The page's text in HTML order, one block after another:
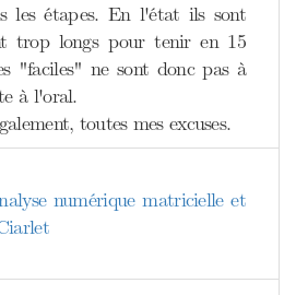
les étapes. En l'état ils sont
trop longs pour tenir en 15
"faciles" ne sont donc pas à
à l'oral.
toutes mes excuses.
numérique matricielle et